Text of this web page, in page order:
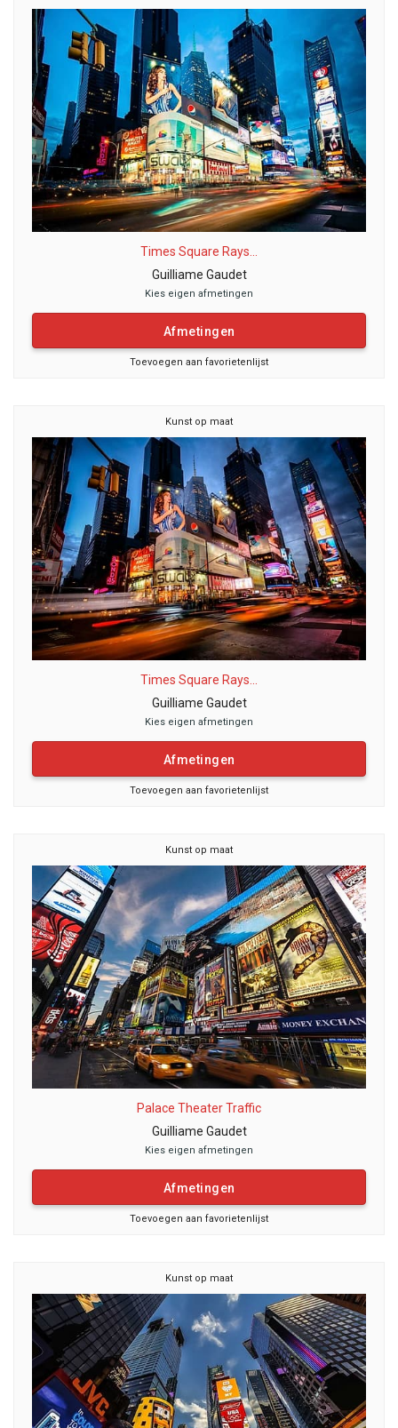
Times Square Rays...
Guilliame Gaudet
Kies eigen afmetingen
Afmetingen
Toevoegen aan favorietenlijst
Kunst op maat
Times Square Rays...
Guilliame Gaudet
Kies eigen afmetingen
Afmetingen
Toevoegen aan favorietenlijst
Kunst op maat
Palace Theater Traffic
Guilliame Gaudet
Kies eigen afmetingen
Afmetingen
Toevoegen aan favorietenlijst
Kunst op maat